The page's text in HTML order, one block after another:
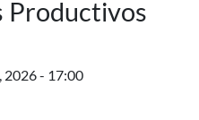
Productivos
2026 - 17:00